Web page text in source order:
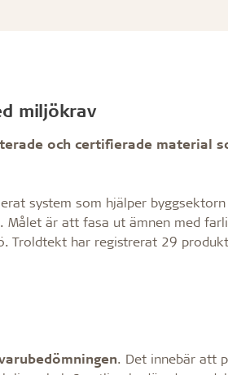
miljökrav
och certifierade material
system som hjälper
är att fasa ut ämnen med
Troldtekt har registrerat 29
. Det innebär att